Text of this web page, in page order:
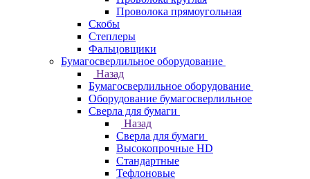
Проволока прямоугольная
Скобы
Степлеры
Фальцовщики
Бумагосверлильное оборудование
Назад
Бумагосверлильное оборудование
Оборудование бумагосверлильное
Сверла для бумаги
Назад
Сверла для бумаги
Высокопрочные HD
Стандартные
Тефлоновые